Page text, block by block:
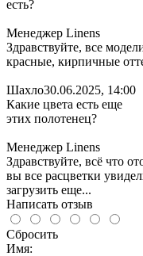
есть?
Менеджер Linens
Здравствуйте, все
красные, кирпичные
Шахло30.06.2025, 14:00
Какие цвета есть еще
этих полотенец?
Менеджер Linens
Здравствуйте, всё что
вы все расцветки
загрузить еще...
Написать отзыв
Сбросить
Имя: